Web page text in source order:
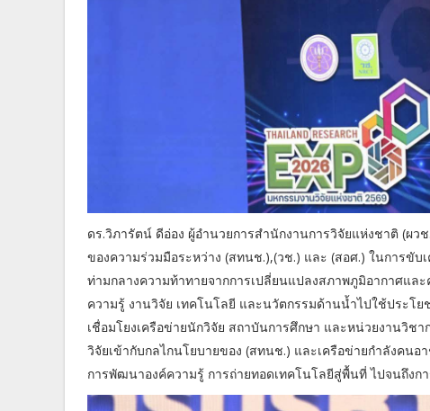
ดร.วิภารัตน์ ดีอ่อง ผู้อำนวยการสำนักงานการวิจัยแห่งชาติ (ผ
ของความร่วมมือระหว่าง (สทนช.),(วช.) และ (สอศ.) ในการขั
ท่ามกลางความท้าทายจากการเปลี่ยนแปลงสภาพภูมิอากาศแ
ความรู้ งานวิจัย เทคโนโลยี และนวัตกรรมด้านน้ำไปใช้ประโ
เชื่อมโยงเครือข่ายนักวิจัย สถาบันการศึกษา และหน่วยงานวิช
วิจัยเข้ากับกลไกนโยบายของ (สทนช.) และเครือข่ายกำลังคน
การพัฒนาองค์ความรู้ การถ่ายทอดเทคโนโลยีสู่พื้นที่ ไปจนถึงก